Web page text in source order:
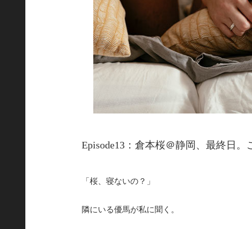
Episode13：倉本桜＠静岡、最終日。
「桜、寝ないの？」
隣にいる優馬が私に聞く。